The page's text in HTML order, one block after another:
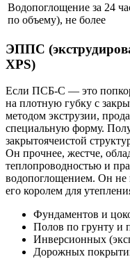
Водопоглощение за 24
по объему), не более
ЭППС
XPS)
Если ПСБ-С — это
на плотную губку с
методом экструзии,
специальную форму.
закрытоячеистой
Он прочнее, жестче,
теплопроводностью и
водопоглощением. Он не
его королем для
Фундаментов и
Полов по грунту и
Инверсионных
Дорожных